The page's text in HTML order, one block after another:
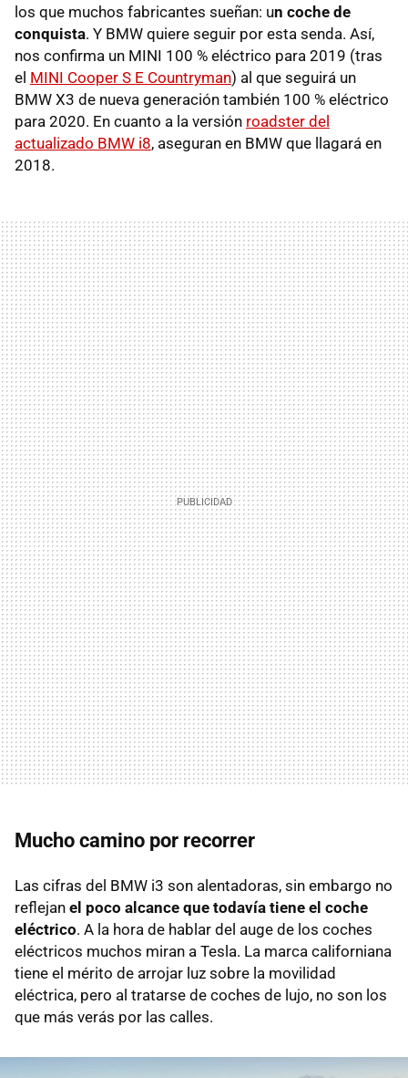
los que muchos fabricantes sueñan: un coche de
conquista. Y BMW quiere seguir por esta senda. Así,
nos confirma un MINI 100 % eléctrico para 2019 (tras
el MINI Cooper S E Countryman) al que seguirá un
BMW X3 de nueva generación también 100 % eléctrico
para 2020. En cuanto a la versión roadster del
actualizado BMW i8, aseguran en BMW que llagará en
2018.
Mucho camino por recorrer
Las cifras del BMW i3 son alentadoras, sin embargo no
reflejan el poco alcance que todavía tiene el coche
eléctrico. A la hora de hablar del auge de los coches
eléctricos muchos miran a Tesla. La marca californiana
tiene el mérito de arrojar luz sobre la movilidad
eléctrica, pero al tratarse de coches de lujo, no son los
que más verás por las calles.